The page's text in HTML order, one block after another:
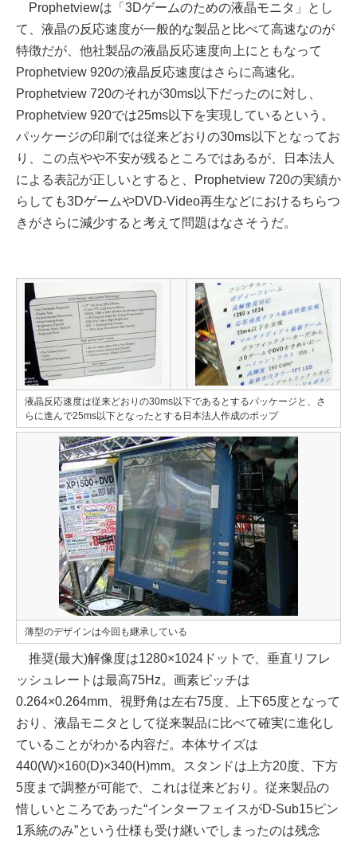
Prophetviewは「3Dゲームのための液晶モニタ」とし
て、液晶の反応速度が一般的な製品と比べて高速なのが
特徴だが、他社製品の液晶反応速度向上にともなって
Prophetview 920の液晶反応速度はさらに高速化。
Prophetview 720のそれが30ms以下だったのに対し、
Prophetview 920では25ms以下を実現しているという。
パッケージの印刷では従来どおりの30ms以下となってお
り、この点やや不安が残るところではあるが、日本法人
による表記が正しいとすると、Prophetview 720の実績か
らしても3DゲームやDVD-Video再生などにおけるちらつ
きがさらに減少すると考えて問題はなさそうだ。
液晶反応速度は従来どおりの30ms以下であるとするパッケージと、さ
らに進んで25ms以下となったとする日本法人作成のポップ
薄型のデザインは今回も継承している
推奨(最大)解像度は1280×1024ドットで、垂直リフレ
ッシュレートは最高75Hz。画素ピッチは
0.264×0.264mm、視野角は左右75度、上下65度となって
おり、液晶モニタとして従来製品に比べて確実に進化し
ていることがわかる内容だ。本体サイズは
440(W)×160(D)×340(H)mm。スタンドは上方20度、下方
5度まで調整が可能で、これは従来どおり。従来製品の
惜しいところであった“インターフェイスがD-Sub15ピン
1系統のみ”という仕様も受け継いでしまったのは残念